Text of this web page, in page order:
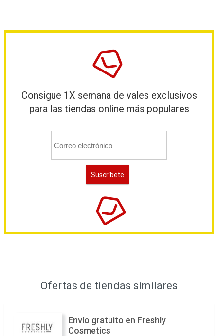
Consigue 1X semana de vales exclusivos
para las tiendas online más populares
Ofertas de tiendas similares
Envío gratuito en Freshly
Cosmetics